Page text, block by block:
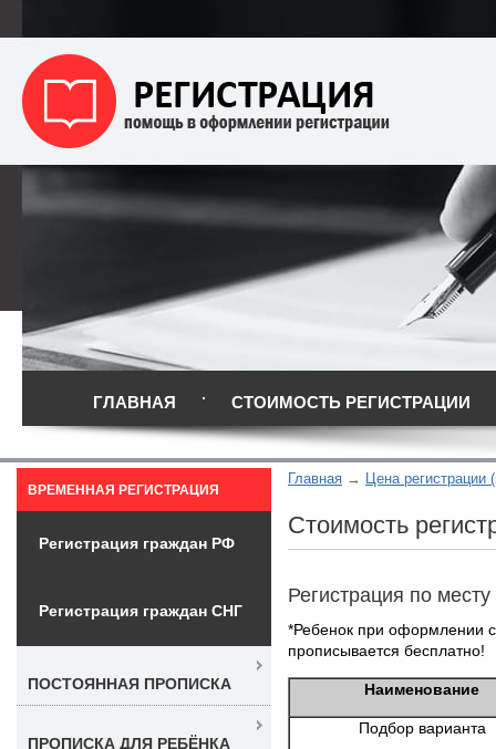
ГЛАВНАЯ СТОИМОСТЬ РЕГИСТРАЦИИ
Главная Цена регистрации
Стоимость
Регистрация по
*Ребенок при оформлении
прописывается бесплатно!
Наименование
Подбор варианта
ВРЕМЕННАЯ РЕГИСТРАЦИЯ
Регистрация граждан РФ
Регистрация граждан СНГ
ПОСТОЯННАЯ ПРОПИСКА
ПРОПИСКА ДЛЯ РЕБЁНКА